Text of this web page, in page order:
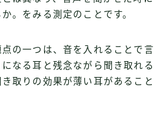
。をみる測定のことです。
の一つは、音を入れることで言
なる耳と残念ながら聞き取れる
取りの効果が薄い耳があること